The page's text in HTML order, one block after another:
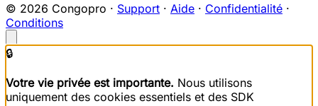
© 2026 Congopro · Support · Aide · Confidentialité ·
Conditions
🔒
Votre vie privée est importante. Nous utilisons
uniquement des cookies essentiels et des SDK